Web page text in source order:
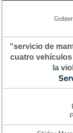
“servicio de
cuatro
la